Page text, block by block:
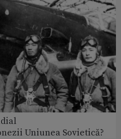
Uniunea Sovietică?